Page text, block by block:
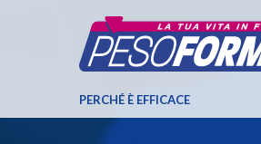
PERCHÉ È EFFICACE